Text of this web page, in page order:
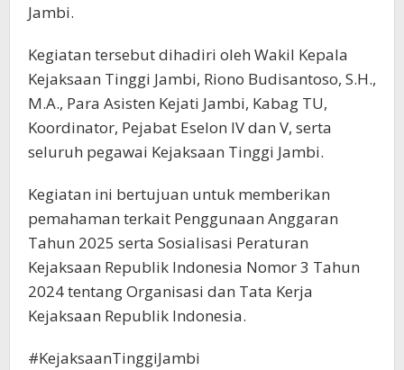
Jambi.
Kegiatan tersebut dihadiri oleh Wakil Kepala
Kejaksaan Tinggi Jambi, Riono Budisantoso, S.H.,
M.A., Para Asisten Kejati Jambi, Kabag TU,
Koordinator, Pejabat Eselon IV dan V, serta
seluruh pegawai Kejaksaan Tinggi Jambi.
Kegiatan ini bertujuan untuk memberikan
pemahaman terkait Penggunaan Anggaran
Tahun 2025 serta Sosialisasi Peraturan
Kejaksaan Republik Indonesia Nomor 3 Tahun
2024 tentang Organisasi dan Tata Kerja
Kejaksaan Republik Indonesia.
#KejaksaanTinggiJambi